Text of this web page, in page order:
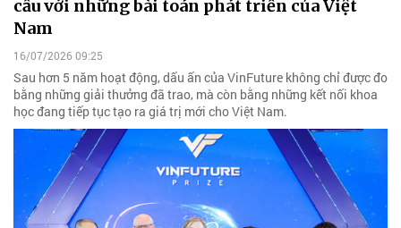
cầu với những bài toán phát triển của Việt
Nam
16/07/2026 09:25
Sau hơn 5 năm hoạt động, dấu ấn của VinFuture không chỉ được đo
bằng những giải thưởng đã trao, mà còn bằng những kết nối khoa
học đang tiếp tục tạo ra giá trị mới cho Việt Nam.